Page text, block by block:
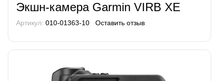
Экшн-камера Garmin VIRB XE
Артикул: 010-01363-10 Оставить отзыв